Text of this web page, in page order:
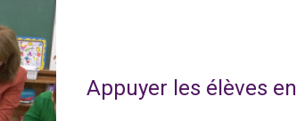
Appuyer les élèves